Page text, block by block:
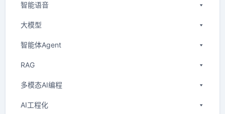
智能语音
大模型
智能体Agent
RAG
多模态AI编程
AI工程化